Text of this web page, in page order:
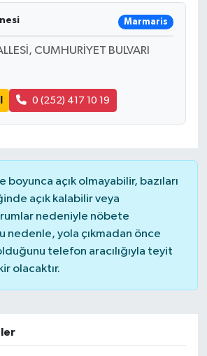
Marmaris
CUMHURİYET BULVARI
0 (252) 417 10 19
boyunca açık olmayabilir, bazıları
açık kalabilir veya
nedeniyle nöbete
nedenle, yola çıkmadan önce
telefon aracılığıyla teyit
olacaktır.